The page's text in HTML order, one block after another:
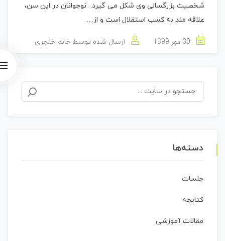
شخصیت بزرگسالی وی شکل می گیرد. نوجوانان در این سن،
علاقه مند به کسب استقلال است و از…
ارسال شده توسط خانم خنجری
جستجو
برای:
دسته‌ها
جلسات
کتابچه
مقالات آموزشی